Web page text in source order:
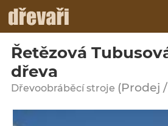
Řetězová
dřeva
Dřevoobráběcí stroje (Prodej